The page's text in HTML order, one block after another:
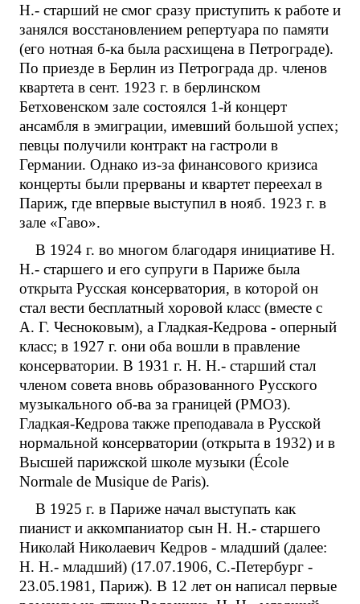
Н.- старший не смог сразу приступить к работе и
занялся восстановлением репертуара по памяти
(его нотная б-ка была расхищена в Петрограде).
По приезде в Берлин из Петрограда др. членов
квартета в сент. 1923 г. в берлинском
Бетховенском зале состоялся 1-й концерт
ансамбля в эмиграции, имевший большой успех;
певцы получили контракт на гастроли в
Германии. Однако из-за финансового кризиса
концерты были прерваны и квартет переехал в
Париж, где впервые выступил в нояб. 1923 г. в
зале «Гаво».
В 1924 г. во многом благодаря инициативе Н.
Н.- старшего и его супруги в Париже была
открыта Русская консерватория, в которой он
стал вести бесплатный хоровой класс (вместе с
А. Г. Чесноковым), а Гладкая-Кедрова - оперный
класс; в 1927 г. они оба вошли в правление
консерватории. В 1931 г. Н. Н.- старший стал
членом совета вновь образованного Русского
музыкального об-ва за границей (РМОЗ).
Гладкая-Кедрова также преподавала в Русской
нормальной консерватории (открыта в 1932) и в
Высшей парижской школе музыки (École
Normale de Musique de Paris).
В 1925 г. в Париже начал выступать как
пианист и аккомпаниатор сын Н. Н.- старшего
Николай Николаевич Кедров - младший (далее:
Н. Н.- младший) (17.07.1906, С.-Петербург -
23.05.1981, Париж). В 12 лет он написал первые